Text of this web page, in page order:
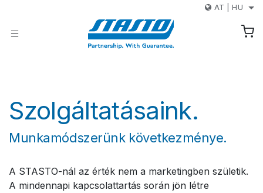
AT |HU
Szolgáltatásaink.
Munkamódszerünk következménye.
A STASTO-nál az érték nem a marketingben születik.
A mindennapi kapcsolattartás során jön létre